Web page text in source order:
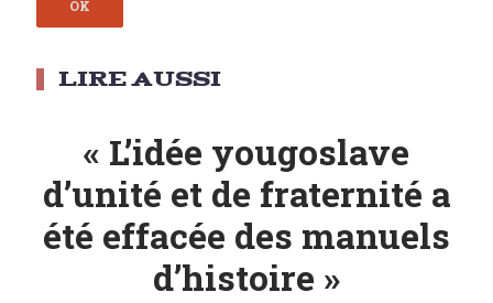
Post
« L’idée yougoslave
d’unité et de fraternité a
été effacée des manuels
d’histoire »